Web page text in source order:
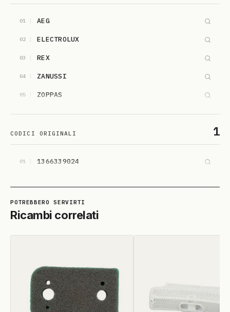
01 AEG
02 ELECTROLUX
03 REX
04 ZANUSSI
05 ZOPPAS
CODICI ORIGINALI 1
01 1366339024
Ricambi correlati